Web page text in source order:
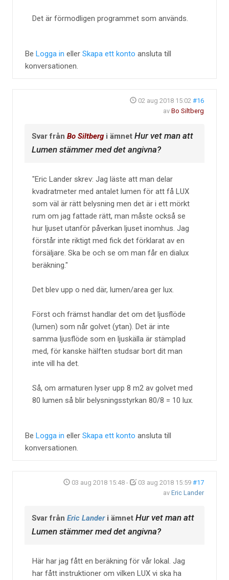
Det är förmodligen programmet som används.
Be Logga in eller Skapa ett konto ansluta till
konversationen.
02 aug 2018 15:02 #16
av Bo Siltberg
Svar från Bo Siltberg i ämnet Hur vet man att
Lumen stämmer med det angivna?
Eric Lander skrev: Jag läste att man delar
kvadratmeter med antalet lumen för att få LUX
som väl är rätt belysning men det är i ett mörkt
rum om jag fattade rätt, man måste också se
hur ljuset utanför påverkan ljuset inomhus. Jag
förstår inte riktigt med fick det förklarat av en
försäljare. Ska be och se om man får en dialux
beräkning.
Det blev upp o ned där, lumen/area ger lux.
Först och främst handlar det om det ljusflöde
(lumen) som når golvet (ytan). Det är inte
samma ljusflöde som en ljuskälla är stämplad
med, för kanske hälften studsar bort dit man
inte vill ha det.
Så, om armaturen lyser upp 8 m2 av golvet med
80 lumen så blir belysningsstyrkan 80/8 = 10 lux.
Be Logga in eller Skapa ett konto ansluta till
konversationen.
03 aug 2018 15:48 - 03 aug 2018 15:59 #17
av Eric Lander
Svar från Eric Landeri ämnet Hur vet man att
Lumen stämmer med det angivna?
Här har jag fått en beräkning för vår lokal. Jag
har fått instruktioner om vilken LUX vi ska ha